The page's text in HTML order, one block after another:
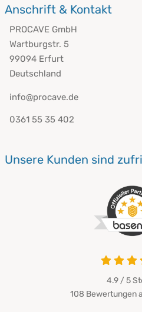
Anschrift & Kontakt
PROCAVE GmbH
Wartburgstr. 5
99094 Erfurt
Deutschland
info@procave.de
0361 55 35 402
Unsere Kunden sind
4.9 / 5
108 Bewertungen